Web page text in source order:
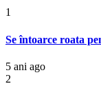
1
Se întoarce roata
5 ani ago
2